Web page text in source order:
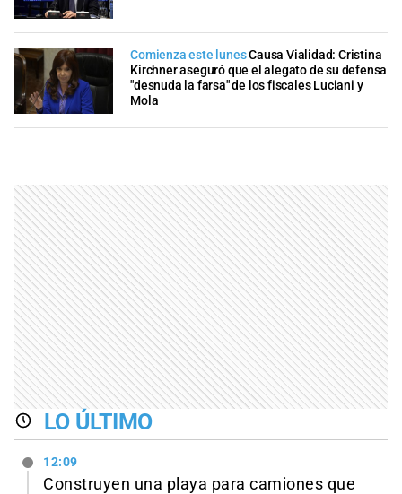
Comienza este lunesCausa Vialidad: Cristina
Kirchner aseguró que el alegato de su defensa
"desnuda la farsa" de los fiscales Luciani y
Mola
LO ÚLTIMO
12:09
Construyen una playa para camiones que